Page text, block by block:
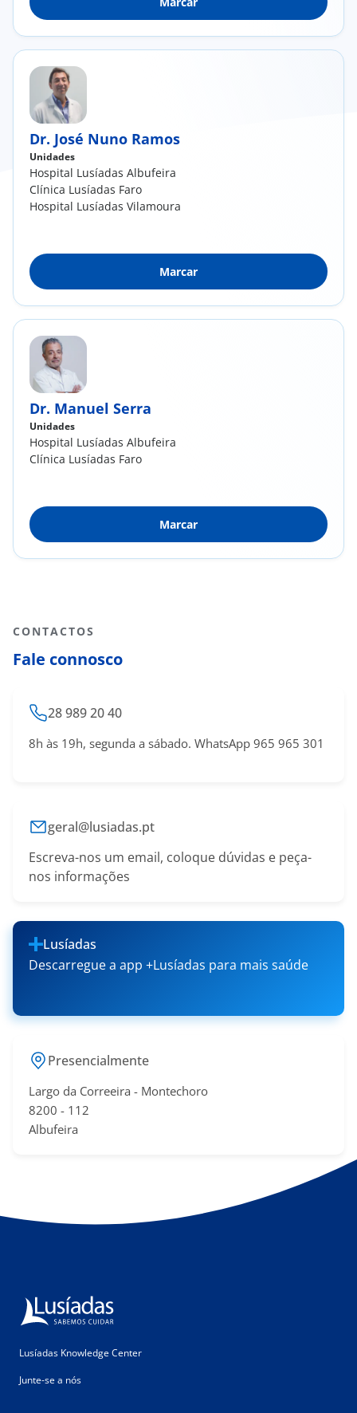
Dr. José Nuno Ramos
Unidades
Hospital Lusíadas Albufeira
Clínica Lusíadas Faro
Hospital Lusíadas Vilamoura
Marcar
Dr. Manuel Serra
Unidades
Hospital Lusíadas Albufeira
Clínica Lusíadas Faro
Marcar
CONTACTOS
Fale connosco
28 989 20 40
8h às 19h, segunda a sábado. WhatsApp 965 965 301
geral@lusiadas.pt
Escreva-nos um email, coloque dúvidas e peça-
nos informações
Lusíadas
Descarregue a app +Lusíadas para mais saúde
Presencialmente
Largo da Correeira - Montechoro
​8200 - 11​2
Albufeira​​
Lusíadas Knowledge Center
Junte-se a nós